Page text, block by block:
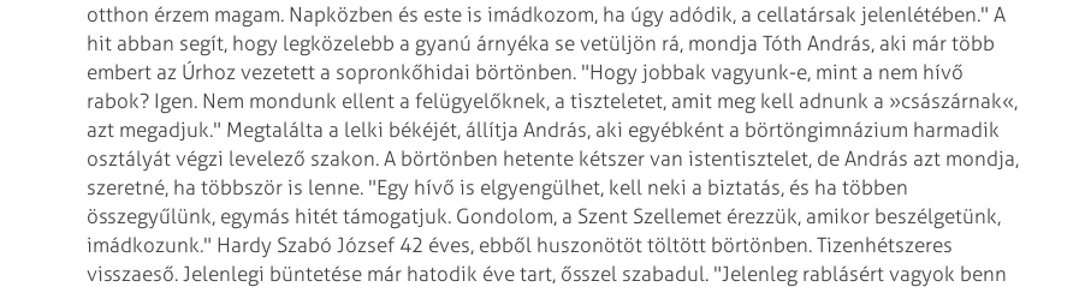
otthon érzem magam. Napközben és este is imádkozom, ha úgy adódik, a cellatársak jelenlétében." A
hit abban segít, hogy legközelebb a gyanú árnyéka se vetüljön rá, mondja Tóth András, aki már több
embert az Úrhoz vezetett a sopronkőhidai börtönben. "Hogy jobbak vagyunk-e, mint a nem hívő
rabok? Igen. Nem mondunk ellent a felügyelőknek, a tiszteletet, amit meg kell adnunk a »császárnak«,
azt megadjuk." Megtalálta a lelki békéjét, állítja András, aki egyébként a börtöngimnázium harmadik
osztályát végzi levelező szakon. A börtönben hetente kétszer van istentisztelet, de András azt mondja,
szeretné, ha többször is lenne. "Egy hívő is elgyengülhet, kell neki a biztatás, és ha többen
összegyűlünk, egymás hitét támogatjuk. Gondolom, a Szent Szellemet érezzük, amikor beszélgetünk,
imádkozunk." Hardy Szabó József 42 éves, ebből huszonötöt töltött börtönben. Tizenhétszeres
visszaeső. Jelenlegi büntetése már hatodik éve tart, ősszel szabadul. "Jelenleg rablásért vagyok benn